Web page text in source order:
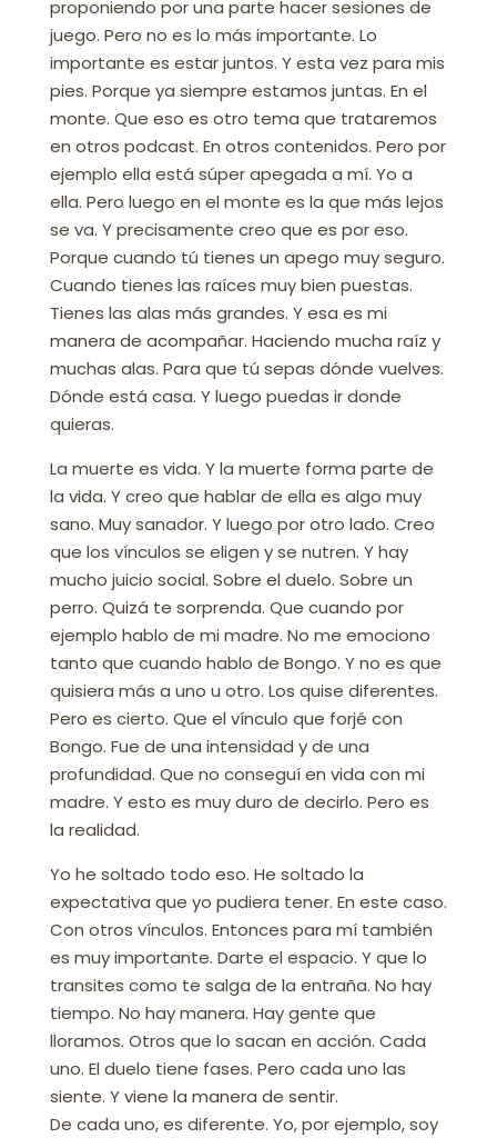
proponiendo por una parte hacer sesiones de
juego. Pero no es lo más importante. Lo
importante es estar juntos. Y esta vez para mis
pies. Porque ya siempre estamos juntas. En el
monte. Que eso es otro tema que trataremos
en otros podcast. En otros contenidos. Pero por
ejemplo ella está súper apegada a mí. Yo a
ella. Pero luego en el monte es la que más lejos
se va. Y precisamente creo que es por eso.
Porque cuando tú tienes un apego muy seguro.
Cuando tienes las raíces muy bien puestas.
Tienes las alas más grandes. Y esa es mi
manera de acompañar. Haciendo mucha raíz y
muchas alas. Para que tú sepas dónde vuelves.
Dónde está casa. Y luego puedas ir donde
quieras.
La muerte es vida. Y la muerte forma parte de
la vida. Y creo que hablar de ella es algo muy
sano. Muy sanador. Y luego por otro lado. Creo
que los vínculos se eligen y se nutren. Y hay
mucho juicio social. Sobre el duelo. Sobre un
perro. Quizá te sorprenda. Que cuando por
ejemplo hablo de mi madre. No me emociono
tanto que cuando hablo de Bongo. Y no es que
quisiera más a uno u otro. Los quise diferentes.
Pero es cierto. Que el vínculo que forjé con
Bongo. Fue de una intensidad y de una
profundidad. Que no conseguí en vida con mi
madre. Y esto es muy duro de decirlo. Pero es
la realidad.
Yo he soltado todo eso. He soltado la
expectativa que yo pudiera tener. En este caso.
Con otros vínculos. Entonces para mí también
es muy importante. Darte el espacio. Y que lo
transites como te salga de la entraña. No hay
tiempo. No hay manera. Hay gente que
lloramos. Otros que lo sacan en acción. Cada
uno. El duelo tiene fases. Pero cada uno las
siente. Y viene la manera de sentir.
De cada uno, es diferente. Yo, por ejemplo, soy